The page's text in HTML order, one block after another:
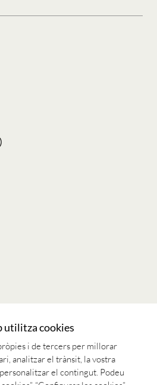
utilitza cookies
i de tercers per millorar
analitzar el trànsit, la vostra
el contingut. Podeu